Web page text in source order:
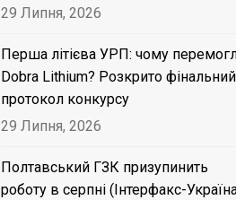
29 Липня, 2026
Перша літієва УРП: чому
Dobra Lithium? Розкрито фінальний
протокол конкурсу
29 Липня, 2026
Полтавський ГЗК призупинить
роботу в серпні (Інтерфакс-